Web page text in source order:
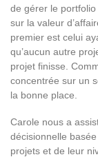
de gérer le
sur la valeur
premier est celui
qu’aucun autre
projet finisse.
concentrée sur un
la bonne place.
Carole nous a
décisionnelle
projets et de leur